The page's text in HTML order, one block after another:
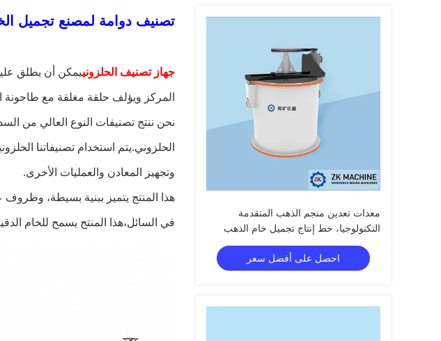
معدات تعدين منجم الذهب المتقدمة
التكنولوجيا، خط إنتاج تجميل خام الذهب
احصل على أفضل سعر
تصنيف دوامة لمصنع تجميل
جهاز تصنيف الحلزونييمكن أن يطلق
المركز ويؤلف حلقة مغلقة مع طاحونة
نحن ننتج تصنيفات النوع العالي من
الحلزوني.يتم استخدام تصنيفاتنا
وتجهيز المعادن والعمليات الأخرى.
هذا المنتج يتميز ببنية بسيطة،
في السائل،هذا المنتج يسمح للخام